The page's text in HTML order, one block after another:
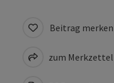
Beitrag merken
zum Merkzettel